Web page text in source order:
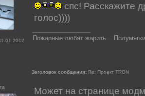
спс! Расскажите
голос))))
Пожарные любят жарить...
Заголовок сообщения: Re: Проект TRON
Может на странице